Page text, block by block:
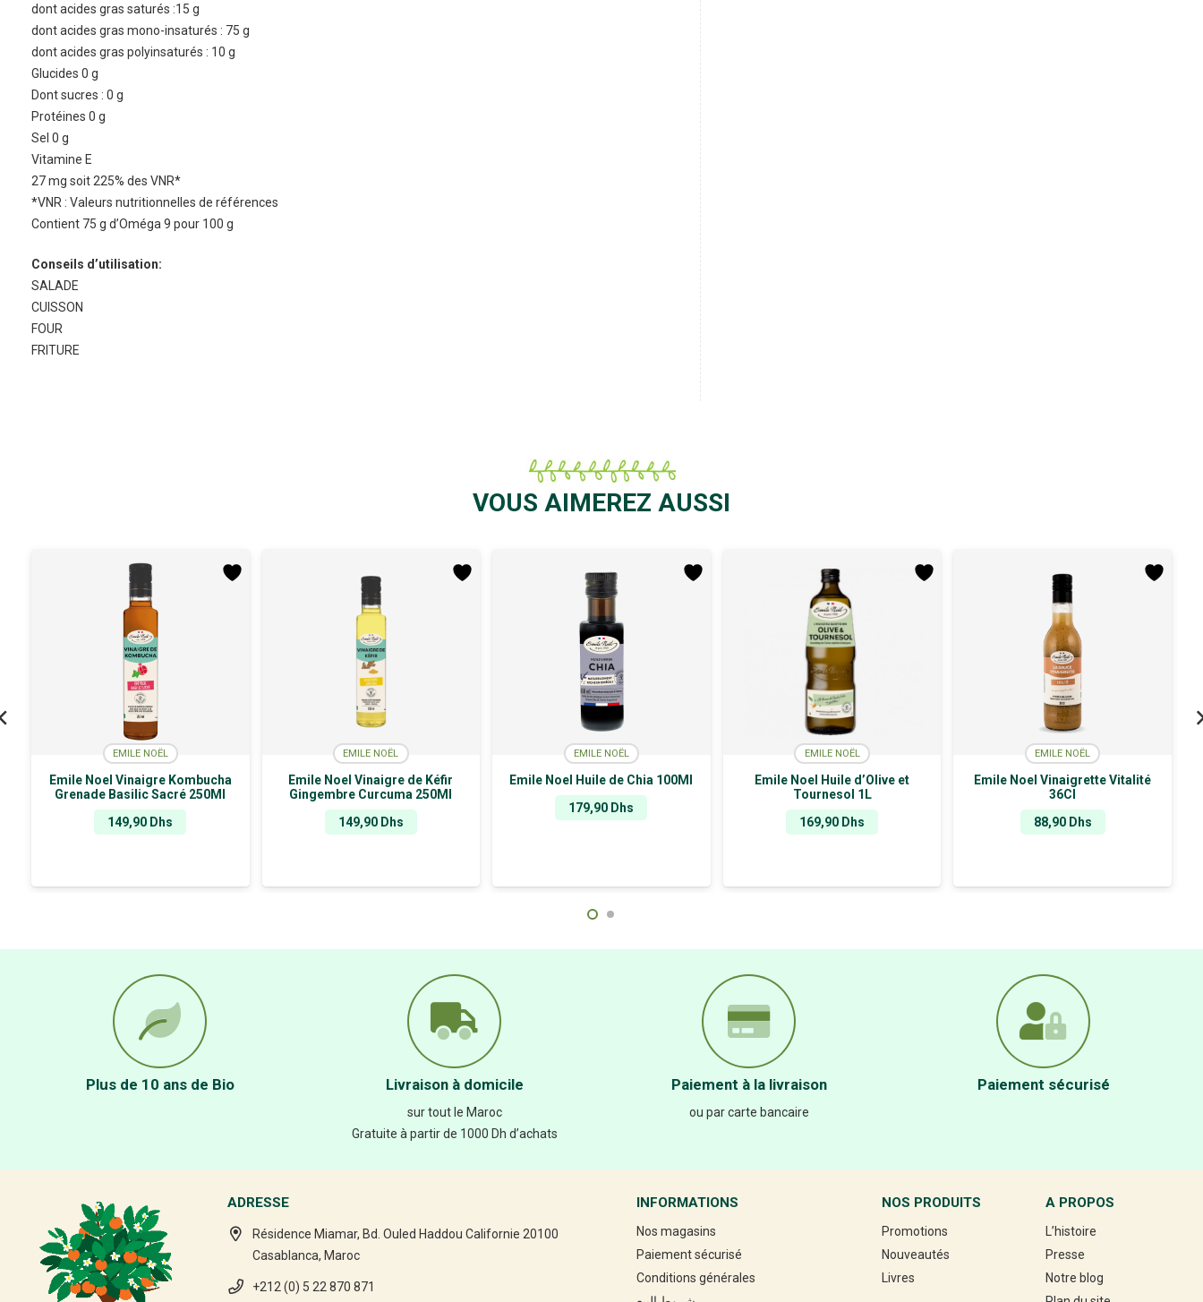
dont acides gras saturés :15 g
dont acides gras mono-insaturés : 75 g
dont acides gras polyinsaturés : 10 g
Glucides 0 g
Dont sucres : 0 g
Protéines 0 g
Sel 0 g
Vitamine E
27 mg soit 225% des VNR*
*VNR : Valeurs nutritionnelles de références
Contient 75 g d’Oméga 9 pour 100 g
Conseils d’utilisation:
SALADE
CUISSON
FOUR
FRITURE
VOUS AIMEREZ AUSSI
EMILE NOËL
Emile Noel Vinaigre Kombucha
Grenade Basilic Sacré 250Ml
149,90 Dhs
EMILE NOËL
Emile Noel Vinaigre de Kéfir
Gingembre Curcuma 250Ml
149,90 Dhs
EMILE NOËL
Emile Noel Huile de Chia 100Ml
179,90 Dhs
EMILE NOËL
Emile Noel Huile d’Olive et
Tournesol 1L
169,90 Dhs
EMILE NOËL
Emile Noel Vinaigrette Vitalité
36Cl
88,90 Dhs
Plus de 10 ans de Bio Livraison à domicile
sur tout le Maroc
Gratuite à partir de 1000 Dh d’achats
Paiement à la livraison
ou par carte bancaire
Paiement sécurisé
ADRESSE
Résidence Miamar, Bd. Ouled Haddou Californie 20100
Casablanca, Maroc
+212 (0) 5 22 870 871
INFORMATIONS
Nos magasins
Paiement sécurisé
Conditions générales
NOS PRODUITS
Promotions
Nouveautés
Livres
A PROPOS
L’histoire
Presse
Notre blog